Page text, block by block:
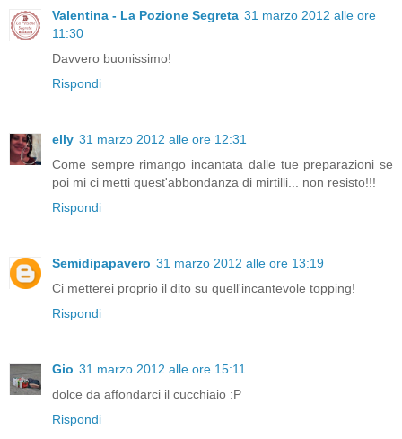
Valentina - La Pozione Segreta 31 marzo 2012 alle ore
11:30
Davvero buonissimo!
Rispondi
elly 31 marzo 2012 alle ore 12:31
Come sempre rimango incantata dalle tue preparazioni se
poi mi ci metti quest'abbondanza di mirtilli... non resisto!!!
Rispondi
Semidipapavero 31 marzo 2012 alle ore 13:19
Ci metterei proprio il dito su quell'incantevole topping!
Rispondi
Gio 31 marzo 2012 alle ore 15:11
dolce da affondarci il cucchiaio :P
Rispondi